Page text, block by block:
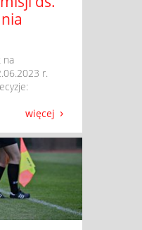
na
r.
więcej